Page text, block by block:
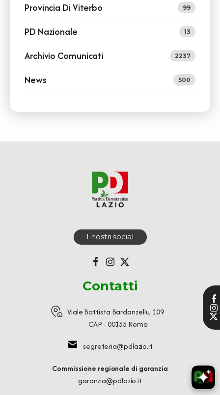
Provincia Di Viterbo 99
PD Nazionale 13
Archivio Comunicati 2237
News 500
I nostri social
Contatti
Viale Battista Bardanzellu, 109
CAP - 00155 Roma
segreteria@pdlazio.it
Commissione regionale di garanzia
garanzia@pdlazio.it